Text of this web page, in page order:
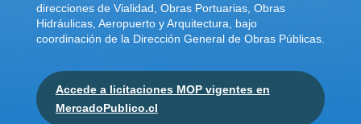
direcciones de Vialidad, Obras Portuarias, Obras
Hidráulicas, Aeropuerto y Arquitectura, bajo
coordinación de la Dirección General de Obras Públicas.
Accede a licitaciones MOP vigentes en
MercadoPublico.cl